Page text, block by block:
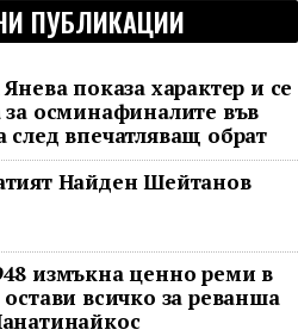
ПУБЛИКАЦИИ
показа характер и се
за осминафиналите във
след впечатляващ обрат
Найден Шейтанов
измъкна ценно реми в
всичко за реванша